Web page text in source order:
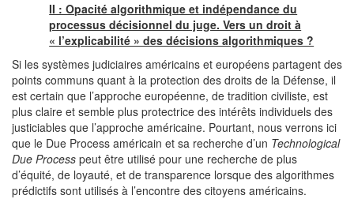
II : Opacité algorithmique et indépendance du
processus décisionnel du juge. Vers un droit à
« l’explicabilité » des décisions algorithmiques ?
Si les systèmes judiciaires américains et européens partagent des
points communs quant à la protection des droits de la Défense, il
est certain que l’approche européenne, de tradition civiliste, est
plus claire et semble plus protectrice des intérêts individuels des
justiciables que l’approche américaine. Pourtant, nous verrons ici
que le Due Process américain et sa recherche d’un Technological
Due Process peut être utilisé pour une recherche de plus
d’équité, de loyauté, et de transparence lorsque des algorithmes
prédictifs sont utilisés à l’encontre des citoyens américains.